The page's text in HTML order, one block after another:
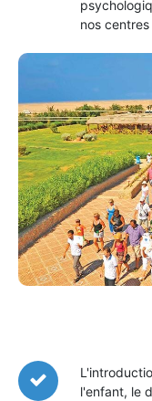
nos
l'enfant, le